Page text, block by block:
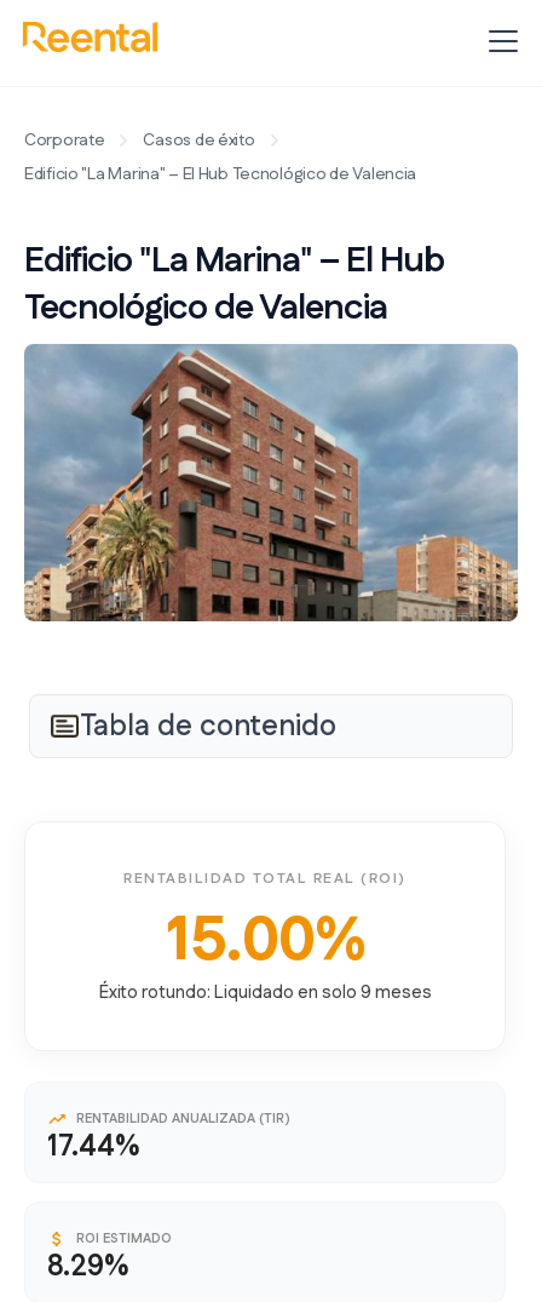
Corporate
Casos de éxito
Edificio "La Marina" – El Hub Tecnológico de Valencia
Edificio "La Marina" – El Hub
Tecnológico de Valencia
Tabla de contenido
RENTABILIDAD TOTAL REAL (ROI)
15.00%
Éxito rotundo: Liquidado en solo 9 meses
RENTABILIDAD ANUALIZADA (TIR)
17.44%
ROI ESTIMADO
8.29%